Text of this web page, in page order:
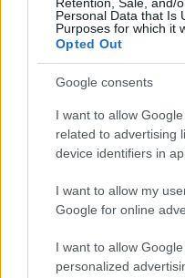
Personal Data that Is
Purposes for which it
Opted Out
Google consents
I want to allow
related to advertising
device identifiers in
I want to allow my
Google for online
I want to allow
personalized
A tartós nyári hőség
ennek ellenére
Paks